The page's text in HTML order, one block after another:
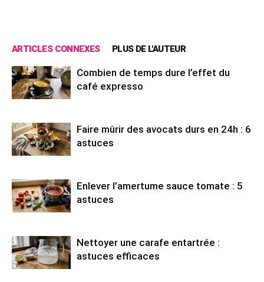
ARTICLES CONNEXES PLUS DE L'AUTEUR
Combien de temps dure l’effet du
café expresso
Faire mûrir des avocats durs en 24h : 6
astuces
Enlever l’amertume sauce tomate : 5
astuces
Nettoyer une carafe entartrée :
astuces efficaces